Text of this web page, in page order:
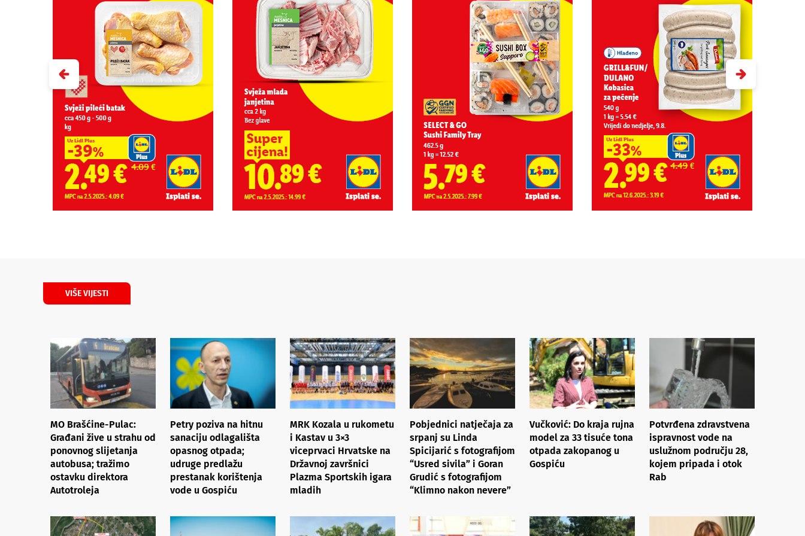
VIŠE VIJESTI
MO Brašćine-Pulac:
Građani žive u strahu od
ponovnog slijetanja
autobusa; tražimo
ostavku direktora
Autotroleja
Petry poziva na hitnu
sanaciju odlagališta
opasnog otpada;
udruge predlažu
prestanak korištenja
vode u Gospiću
MRK Kozala u rukometu
i Kastav u 3×3
viceprvaci Hrvatske na
Državnoj završnici
Plazma Sportskih igara
mladih
Pobjednici natječaja za
srpanj su Linda
Spicijarić s fotografijom
“Usred sivila” i Goran
Grudić s fotografijom
“Klimno nakon nevere”
Vučković: Do kraja rujna
model za 33 tisuće tona
otpada zakopanog u
Gospiću
Potvrđena zdravstvena
ispravnost vode na
uslužnom području 28,
kojem pripada i otok
Rab